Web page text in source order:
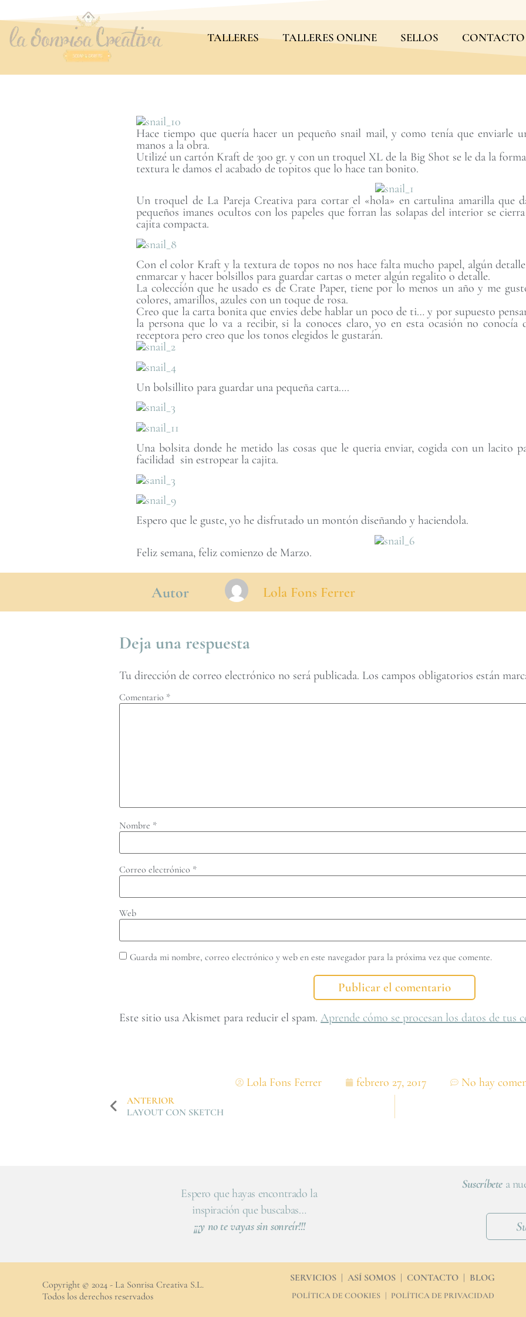
TALLERES TALLERES ONLINE SELLOS CONTACTO
Hace tiempo que quería hacer un pequeño snail mail, y como tenía que enviarle
manos a la obra.
Utilizé un cartón Kraft de 300 gr. y con un troquel XL de la Big Shot se le da la
textura le damos el acabado de topitos que lo hace tan bonito.
Un troquel de La Pareja Creativa para cortar el «hola» en cartulina amarilla que
pequeños imanes ocultos con los papeles que forran las solapas del interior se
cajita compacta.
Con el color Kraft y la textura de topos no nos hace falta mucho papel, algún
enmarcar y hacer bolsillos para guardar cartas o meter algún regalito o detalle.
La colección que he usado es de Crate Paper, tiene por lo menos un año y me
colores, amarillos, azules con un toque de rosa.
Creo que la carta bonita que envies debe hablar un poco de ti… y por supuesto
la persona que lo va a recibir, si la conoces claro, yo en esta ocasión no conocía
receptora pero creo que los tonos elegidos le gustarán.
Un bolsillito para guardar una pequeña carta….
Una bolsita donde he metido las cosas que le queria enviar, cogida con un lacito
facilidad sin estropear la cajita.
Espero que le guste, yo he disfrutado un montón diseñando y haciendola.
Feliz semana, feliz comienzo de Marzo.
Autor Lola Fons Ferrer
Deja una respuesta
Tu dirección de correo electrónico no será publicada. Los campos obligatorios están
Comentario *
Nombre *
Correo electrónico *
Web
Guarda mi nombre, correo electrónico y web en este navegador para la próxima vez que comente.
Este sitio usa Akismet para reducir el spam. Aprende cómo se procesan los datos de tus
Lola Fons Ferrer febrero 27, 2017 No hay
ANTERIOR
LAYOUT CON SKETCH
Espero que hayas encontrado la
inspiración que buscabas…
¡¡¡y no te vayas sin sonreír!!!
Suscríbete a
Copyright © 2024 - La Sonrisa Creativa S.L.
Todos los derechos reservados
SERVICIOS | ASÍ SOMOS | CONTACTO | BLOG
POLÍTICA DE COOKIES | POLÍTICA DE PRIVACIDAD